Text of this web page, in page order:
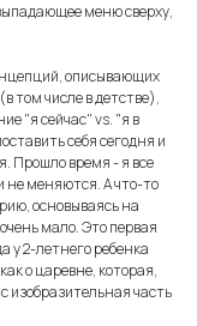
меню сверху,
описывающих
том числе в детстве),
"я сейчас" vs. "я в
себя сегодня и
Прошло время - я все
не меняются. А что-то
основываясь на
мало. Это первая
у 2-летнего ребенка
о царевне, которая,
изобразительная часть